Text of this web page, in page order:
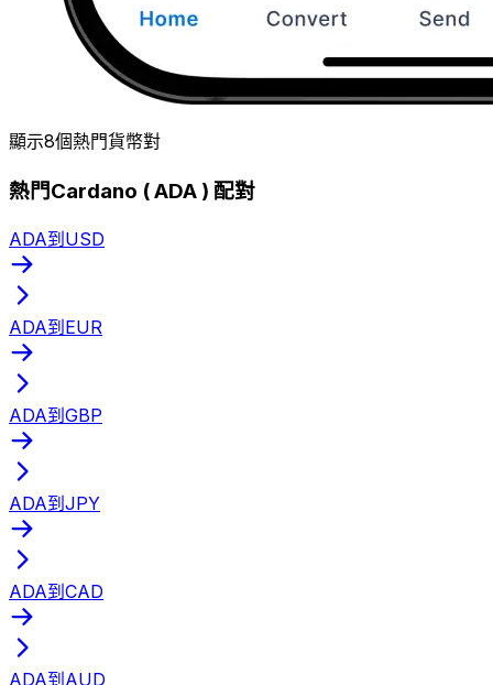
顯示8個熱門貨幣對
熱門Cardano ( ADA ) 配對
ADA到USD
ADA到EUR
ADA到GBP
ADA到JPY
ADA到CAD
ADA到AUD